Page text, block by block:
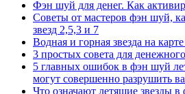
Фэн шуй для денег. Как
Советы от мастеров фэн шуй,
звезд 2,5,3 и 7
Водная и горная звезда на
3 простых совета для
5 главных ошибок в фэн шуй
могут совершенно разрушить
Что означают летящие звезды